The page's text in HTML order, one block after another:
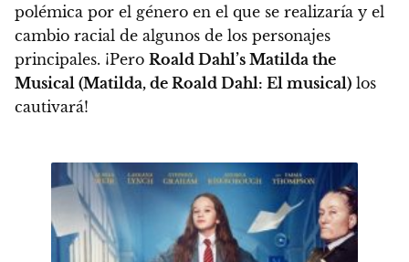
polémica por el género en el que se realizaría y el
cambio racial de algunos de los personajes
principales. ¡Pero Roald Dahl’s Matilda the
Musical (Matilda, de Roald Dahl: El musical) los
cautivará!